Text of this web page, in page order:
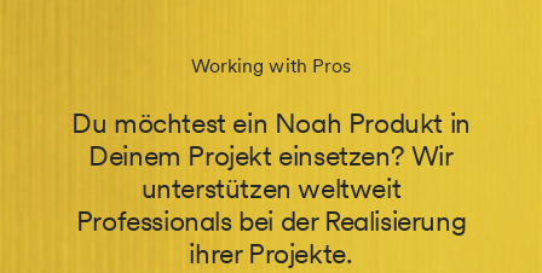
Working with Pros
Du möchtest ein Noah Produkt in
Deinem Projekt einsetzen? Wir
unterstützen weltweit
Professionals bei der Realisierung
ihrer Projekte.